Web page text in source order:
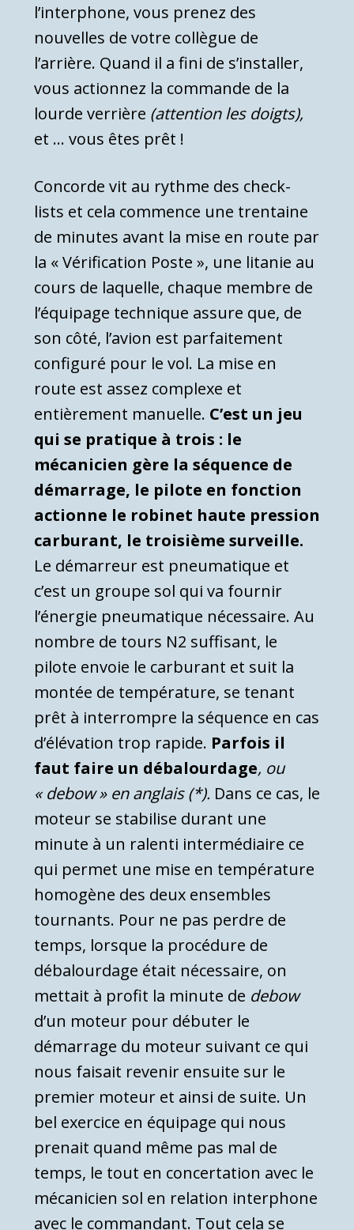
l’interphone, vous prenez des
nouvelles de votre collègue de
l’arrière. Quand il a fini de s’installer,
vous actionnez la commande de la
lourde verrière (attention les doigts),
et … vous êtes prêt !
Concorde vit au rythme des check-
lists et cela commence une trentaine
de minutes avant la mise en route par
la « Vérification Poste », une litanie au
cours de laquelle, chaque membre de
l’équipage technique assure que, de
son côté, l’avion est parfaitement
configuré pour le vol. La mise en
route est assez complexe et
entièrement manuelle. C’est un jeu
qui se pratique à trois : le
mécanicien gère la séquence de
démarrage, le pilote en fonction
actionne le robinet haute pression
carburant, le troisième surveille.
Le démarreur est pneumatique et
c’est un groupe sol qui va fournir
l’énergie pneumatique nécessaire. Au
nombre de tours N2 suffisant, le
pilote envoie le carburant et suit la
montée de température, se tenant
prêt à interrompre la séquence en cas
d’élévation trop rapide. Parfois il
faut faire un débalourdage, ou
« debow » en anglais (*). Dans ce cas, le
moteur se stabilise durant une
minute à un ralenti intermédiaire ce
qui permet une mise en température
homogène des deux ensembles
tournants. Pour ne pas perdre de
temps, lorsque la procédure de
débalourdage était nécessaire, on
mettait à profit la minute de debow
d’un moteur pour débuter le
démarrage du moteur suivant ce qui
nous faisait revenir ensuite sur le
premier moteur et ainsi de suite. Un
bel exercice en équipage qui nous
prenait quand même pas mal de
temps, le tout en concertation avec le
mécanicien sol en relation interphone
avec le commandant. Tout cela se